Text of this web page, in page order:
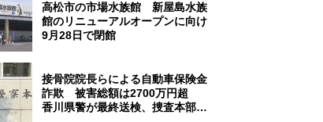
高松市の市場水族館 新屋島水族
館のリニューアルオープンに向け
9月28日で閉館
接骨院院長らによる自動車保険金
詐欺 被害総額は2700万円超
香川県警が最終送検、捜査本部解